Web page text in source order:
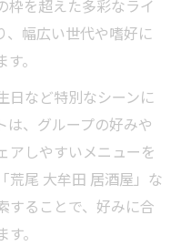
枠を超えた多彩なライ
、幅広い世代や嗜好に
。
日など特別なシーンに
は、グループの好みや
アしやすいメニューを
荒尾 大牟田 居酒屋」な
することで、好みに合
。